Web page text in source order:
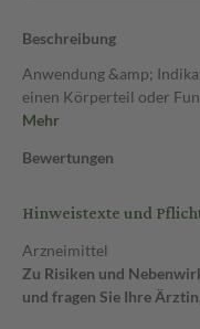
Beschreibung
Anwendung &amp;
einen Körperteil oder
Mehr
Bewertungen
Hinweistexte und
Arzneimittel
Zu Risiken und
und fragen Sie Ihre